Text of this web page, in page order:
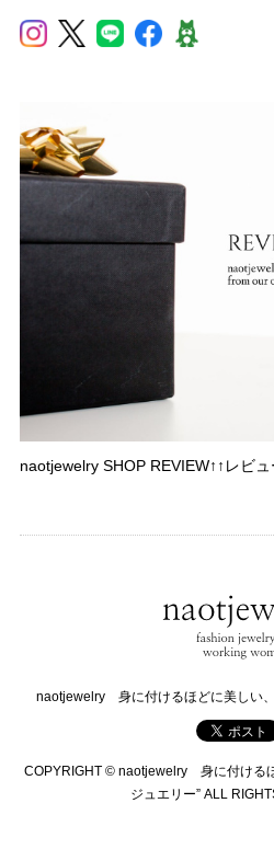
naotjewelry SHOP REVIEW↑↑レ
naotjewelry 身に付けるほどに美しい、
COPYRIGHT © naotjewelry 身に付ける
ジュエリー” ALL